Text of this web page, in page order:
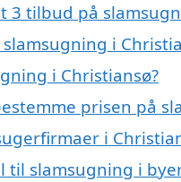
3 tilbud på
i
i Christiansø?
prisen på
i
til slamsugning i